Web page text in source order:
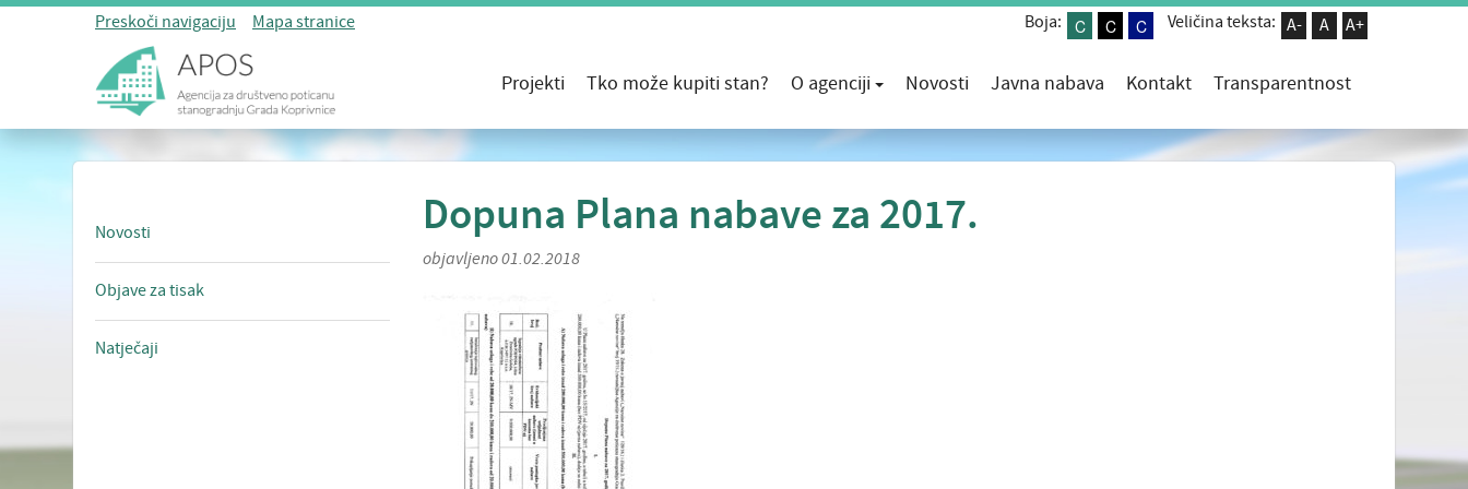
Preskoči navigaciju Mapa stranice C C C
Boja: A- A A+
Veličina teksta:
Projekti Tko može kupiti stan? O agenciji Novosti Javna nabava Kontakt Transparentnost
Novosti
Objave za tisak
Natječaji
Dopuna Plana nabave za 2017.
objavljeno 01.02.2018